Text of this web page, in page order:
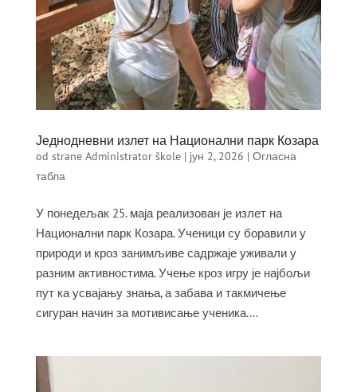
Једнодневни излет на Национални парк Козара
od strane Administrator škole| јун 2, 2026 | Огласна
табла
У понедељак 25. маја реализован је излет на
Национални парк Козара. Ученици су боравили у
природи и кроз занимљиве садржаје уживали у
разним активностима. Учење кроз игру је најбољи
пут ка усвајању знања, а забава и такмичење
сигуран начин за мотивисање ученика....